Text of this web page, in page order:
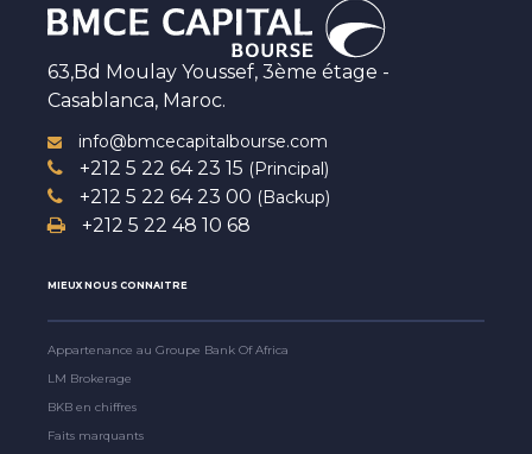
63,Bd Moulay Youssef, 3ème étage -
Casablanca, Maroc.
info@bmcecapitalbourse.com
+212 5 22 64 23 15 (Principal)
+212 5 22 64 23 00 (Backup)
+212 5 22 48 10 68
MIEUX NOUS CONNAITRE
Appartenance au Groupe Bank Of Africa
LM Brokerage
BKB en chiffres
Faits marquants